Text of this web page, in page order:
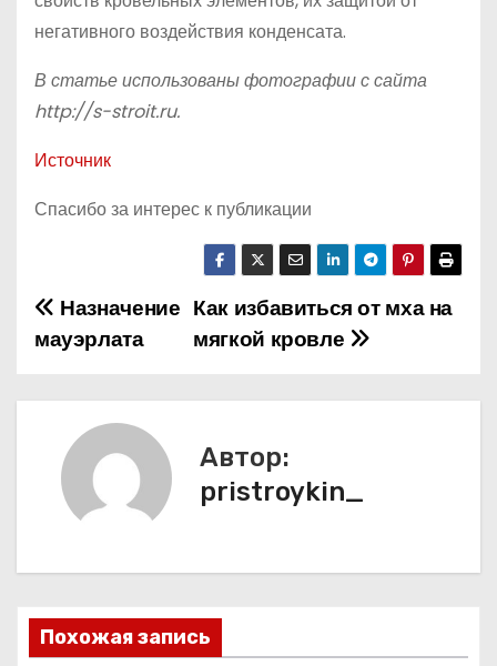
негативного воздействия конденсата.
В статье использованы фотографии с сайта
http://s-stroit.ru.
Источник
Спасибо за интерес к публикации
Н
в
и
Как избавиться от мха на
мягкой кровле
Назначение
мауэрлата
Автор:
pristroykin_
Похожая запись